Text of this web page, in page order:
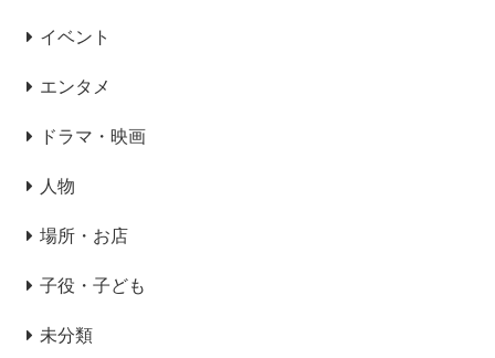
イベント
エンタメ
ドラマ・映画
人物
場所・お店
子役・子ども
未分類